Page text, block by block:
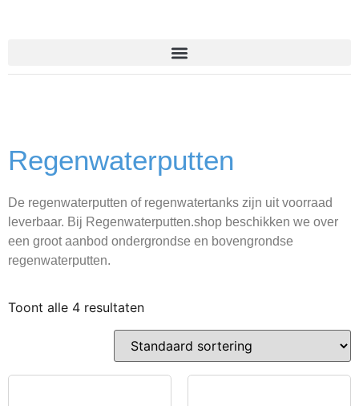
Regenwaterputten
De regenwaterputten of regenwatertanks zijn uit voorraad
leverbaar. Bij Regenwaterputten.shop beschikken we over
een groot aanbod ondergrondse en bovengrondse
regenwaterputten.
Toont alle 4 resultaten